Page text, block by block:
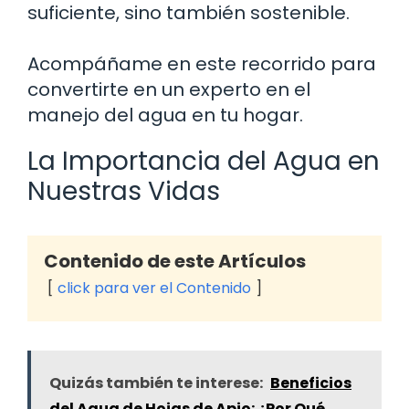
suficiente, sino también sostenible.
Acompáñame en este recorrido para
convertirte en un experto en el
manejo del agua en tu hogar.
La Importancia del Agua en
Nuestras Vidas
Contenido de este Artículos
click para ver el Contenido
Quizás también te interese: Beneficios